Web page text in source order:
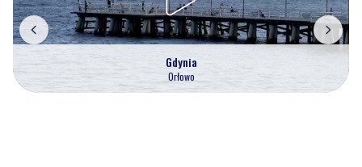
Gdynia
Orłowo